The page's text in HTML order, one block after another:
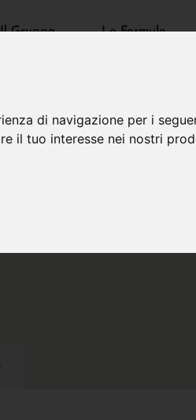
di navigazione per i
il tuo interesse nei nostri
Il Gruppo Le Formule